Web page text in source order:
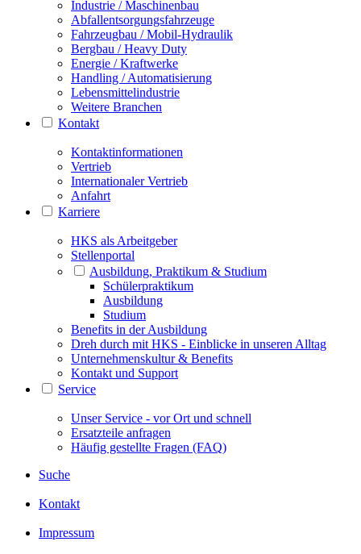
Industrie / Maschinenbau
Abfallentsorgungsfahrzeuge
Fahrzeugbau / Mobil-Hydraulik
Bergbau / Heavy Duty
Energie / Kraftwerke
Handling / Automatisierung
Lebensmittelindustrie
Weitere Branchen
Kontakt
Kontaktinformationen
Vertrieb
Internationaler Vertrieb
Anfahrt
Karriere
HKS als Arbeitgeber
Stellenportal
Ausbildung, Praktikum & Studium
Schülerpraktikum
Ausbildung
Studium
Benefits in der Ausbildung
Dreh durch mit HKS - Einblicke in unseren Alltag
Unternehmenskultur & Benefits
Kontakt und Support
Service
Unser Service - vor Ort und schnell
Ersatzteile anfragen
Häufig gestellte Fragen (FAQ)
Suche
Kontakt
Impressum